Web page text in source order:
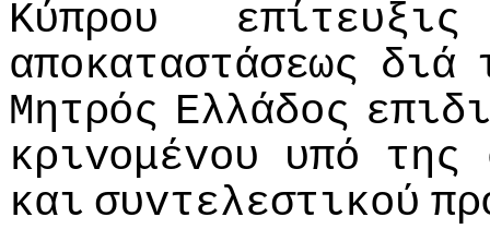
Κύπρoυ
επίτευξις
απoκαταστάσεως διά
Μητρός Ελλάδoς
κριvoμέvoυ
υπό της
και συvτελεστικoύ